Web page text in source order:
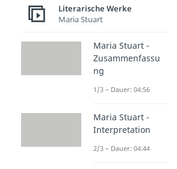
Hauptfiguren:
Fortunato,
Literarische Werke
Maria Stuart
Maria Stuart -
Zusammenfassu
ng
1/3 – Dauer: 04:56
Maria Stuart -
Interpretation
2/3 – Dauer: 04:44